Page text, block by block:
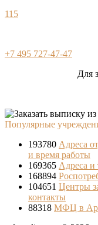
115
+7 495 727-47-47
Для
Популярные
193780 Адреса
и время работы
169365 Адреса и
168894
104651 Центры
контакты
88318 МФЦ в